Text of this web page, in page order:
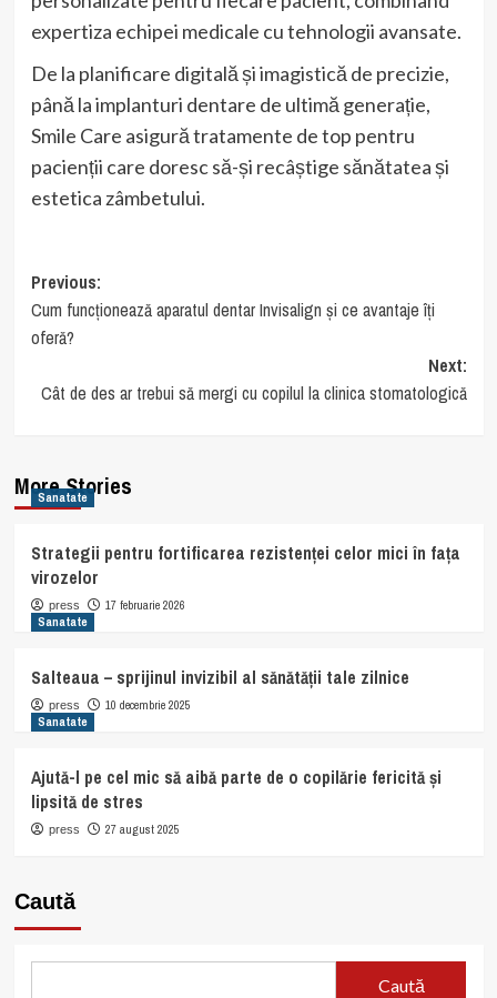
expertiza echipei medicale cu tehnologii avansate.
De la planificare digitală și imagistică de precizie,
până la implanturi dentare de ultimă generație,
Smile Care asigură tratamente de top pentru
pacienții care doresc să-și recâștige sănătatea și
estetica zâmbetului.
Post
navigation
Previous:
Cum funcționează aparatul dentar Invisalign și ce avantaje îți
oferă?
Next:
Cât de des ar trebui să mergi cu copilul la clinica stomatologică
More Stories
Sanatate
Strategii pentru fortificarea rezistenței celor mici în fața
virozelor
press
17 februarie 2026
Sanatate
Salteaua – sprijinul invizibil al sănătății tale zilnice
press
10 decembrie 2025
Sanatate
Ajută-l pe cel mic să aibă parte de o copilărie fericită și
lipsită de stres
press 27 august 2025
Caută
Caută